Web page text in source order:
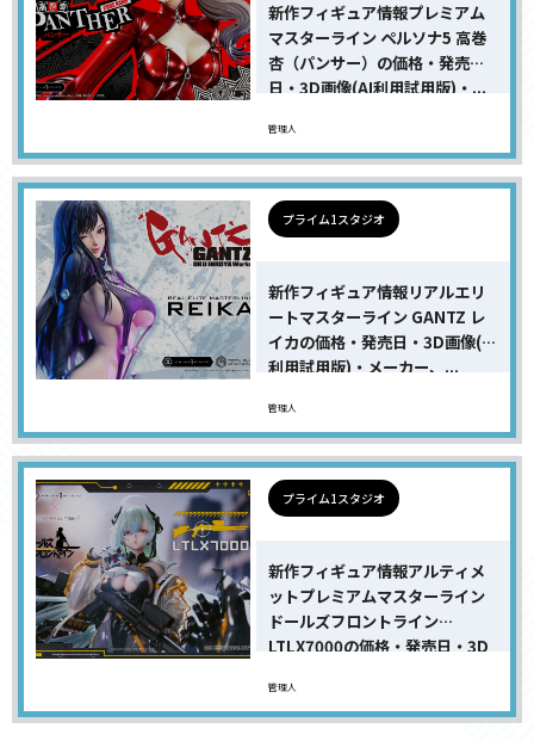
新作フィギュア情報プレミアム
マスターライン ペルソナ5 高巻
杏（パンサー）の価格・発売
日・3D画像(AI利用試用版)・...
管理人
プライム1スタジオ
新作フィギュア情報リアルエリ
ートマスターライン GANTZ レ
イカの価格・発売日・3D画像(AI
利用試用版)・メーカー、...
管理人
プライム1スタジオ
新作フィギュア情報アルティメ
ットプレミアムマスターライン
ドールズフロントライン
LTLX7000の価格・発売日・3D
管理人